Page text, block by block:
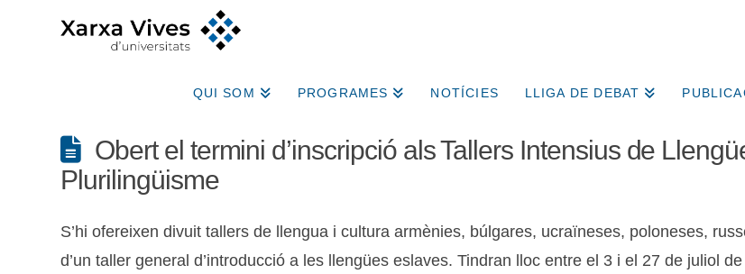
QUI SOM PROGRAMES NOTÍCIES LLIGA DE DEBAT
Obert el termini d’inscripció als Tallers Intensius de
Plurilingüisme
S’hi ofereixen divuit tallers de llengua i cultura armènies, búlgares, ucraïneses, poloneses,
d’un taller general d’introducció a les llengües eslaves. Tindran lloc entre el 3 i el 27 de juliol